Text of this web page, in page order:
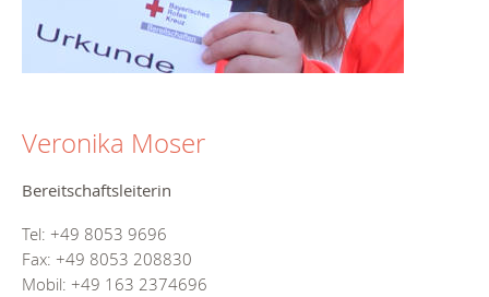
Veronika Moser
Bereitschaftsleiterin
Tel: +49 8053 9696
Fax: +49 8053 208830
Mobil: +49 163 2374696